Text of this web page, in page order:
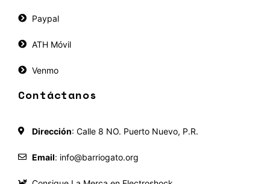
Paypal
ATH Móvil
Venmo
Contáctanos
Dirección: Calle 8 NO. Puerto Nuevo, P.R.
Email: info@barriogato.org